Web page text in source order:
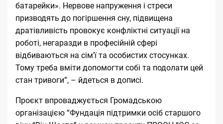
батарейки». Нервове напруження і стреси
призводять до погіршення сну, підвищена
дратівливість провокує конфліктні ситуації на
роботі, негаразди в професійній сфері
відбиваються на сім’ї та особистих стосунках.
Тому треба вміти допомогти собі та подолати цей
стан тривоги”, – йдеться в дописі.
Проєкт впроваджується Громадською
організацією “Фундація підтримки осіб старшого